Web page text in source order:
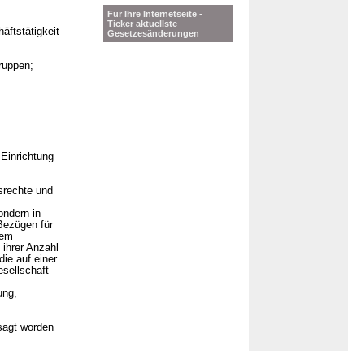
und
in
für
Anzahl
auf einer
worden
Für Ihre Internetseite -
Ticker aktuellste
Gesetzesänderungen